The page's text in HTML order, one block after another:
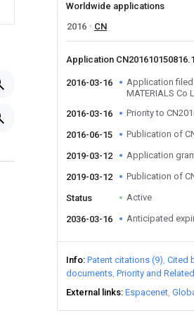
Worldwide applications
2016
CN
Application
2016-03-16
Application filed
MATERIALS Co
2016-03-16
Priority to
2016-06-15 Publication of
2019-03-12 Application
2019-03-12 Publication of
Status Active
2036-03-16 Anticipated
Info Patent citations (9) Cited
documents Priority and
External links Espacenet